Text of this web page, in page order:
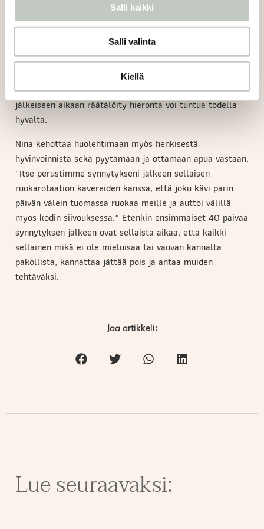
Salli kaikki
Salli valinta
Kiellä
synnytyksestä palautumista?
“Synnytys on kuin olisit juossut maratonin”, Nina sanoo.
Siksi kehoa kannattaa hemmotella kokemuksen jälkeen
kaikin mahdollisin tavoin. Esimerkiksi synnytyksen
jälkeiseen aikaan räätälöity hieronta voi tuntua todella
hyvältä.
Nina kehottaa huolehtimaan myös henkisestä
hyvinvoinnista sekä pyytämään ja ottamaan apua vastaan.
“Itse perustimme synnytykseni jälkeen sellaisen
ruokarotaation kavereiden kanssa, että joku kävi parin
päivän välein tuomassa ruokaa meille ja auttoi välillä
myös kodin siivouksessa.” Etenkin ensimmäiset 40 päivää
synnytyksen jälkeen ovat sellaista aikaa, että kaikki
sellainen mikä ei ole mieluisaa tai vauvan kannalta
pakollista, kannattaa jättää pois ja antaa muiden
tehtäväksi.
Jaa artikkeli:
Lue seuraavaksi: